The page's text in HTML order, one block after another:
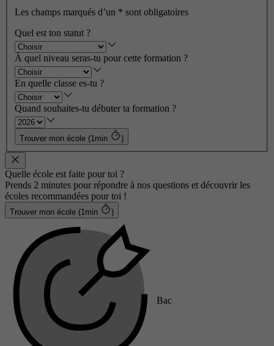
Les champs marqués d’un * sont obligatoires
Quel est ton statut ?
À quel niveau seras-tu pour cette formation ?
En quelle classe es-tu ?
Quand souhaites-tu débuter ta formation ?
Trouver mon école (1min )
Quelle école est faite pour toi ?
Prends 2 minutes pour répondre à nos questions et découvrir les
écoles recommandées pour toi !
Trouver mon école (1min )
Bac